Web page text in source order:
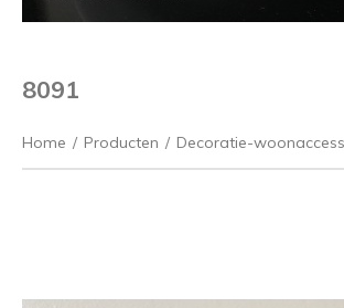
8091
Home / Producten / Decoratie-